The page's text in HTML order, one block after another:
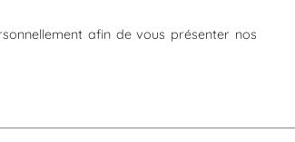
afin de vous présenter nos